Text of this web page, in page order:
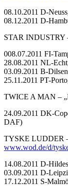
08.10.2011 D-
08.12.2011 D-
STAR INDUSTRY
008.07.2011 FI-
28.08.2011 NL-
03.09.2011 B-
25.11.2011 PT-
TWICE A MAN –
24.09.2011 DK-
DAF)
TYSKE LUDDER –
www.wod.de/d/
14.08.2011 D-
03.09.2011 D-
17.12.2011 S-